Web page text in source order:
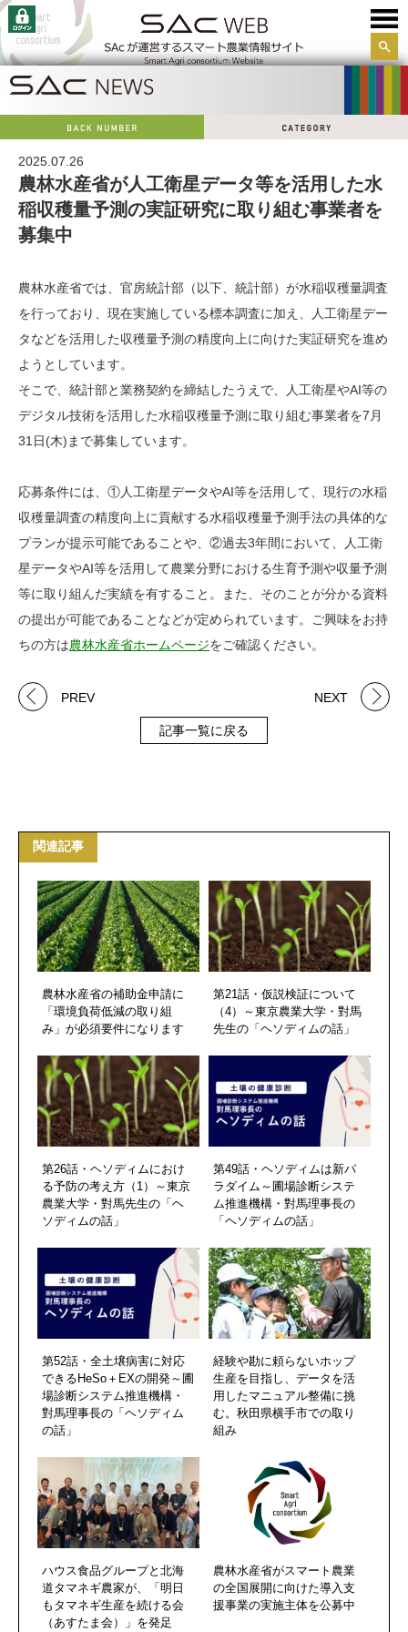
サイ
2025.07.26
農林水産省が人工衛星データ等を活用した水
稲収穫量予測の実証研究に取り組む事業者を
募集中
農林水産省では、官房統計部（以下、統計部）が水稲収穫量調査
を行っており、現在実施している標本調査に加え、人工衛星デー
タなどを活用した収穫量予測の精度向上に向けた実証研究を進め
ようとしています。
そこで、統計部と業務契約を締結したうえで、人工衛星やAI等の
デジタル技術を活用した水稲収穫量予測に取り組む事業者を7月
31日(木)まで募集しています。
応募条件には、①人工衛星データやAI等を活用して、現行の水稲
収穫量調査の精度向上に貢献する水稲収穫量予測手法の具体的な
プランが提示可能であることや、②過去3年間において、人工衛
星データやAI等を活用して農業分野における生育予測や収量予測
等に取り組んだ実績を有すること。また、そのことが分かる資料
の提出が可能であることなどが定められています。ご興味をお持
ちの方は農林水産省ホームページをご確認ください。
PREV
記事一覧に戻る
NEXT
関連記事
農林水産省の補助金申請に
「環境負荷低減の取り組
み」が必須要件になります
第21話・仮説検証について
（4）～東京農業大学・對馬
先生の「ヘソディムの話」
第26話・ヘソディムにおけ
る予防の考え方（1）～東京
農業大学・對馬先生の「ヘ
ソディムの話」
第49話・ヘソディムは新パ
ラダイム～圃場診断システ
ム推進機構・對馬理事長の
「ヘソディムの話」
第52話・全土壌病害に対応
できるHeSo＋EXの開発～圃
場診断システム推進機構・
對馬理事長の「ヘソディム
の話」
経験や勘に頼らないホップ
生産を目指し、データを活
用したマニュアル整備に挑
む。秋田県横手市での取り
組み
ハウス⾷品グループと北海
道タマネギ農家が、「明⽇
もタマネギ⽣産を続ける会
（あすたま会）」を発⾜
農林水産省がスマート農業
の全国展開に向けた導入支
援事業の実施主体を公募中